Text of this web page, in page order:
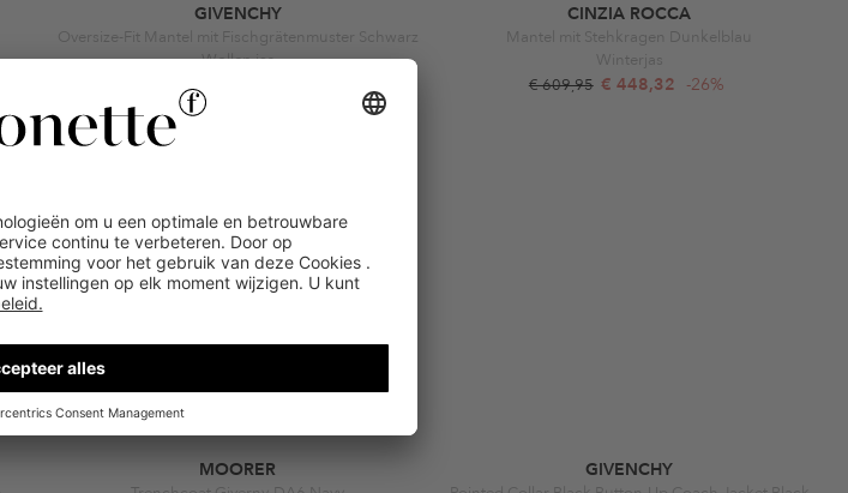
GIVENCHY
Oversize-Fit Mantel mit Fischgrätenmuster Schwarz
Wollen jas
€ 3.500
CINZIA ROCCA
Mantel mit Stehkragen Dunkelblau
Winterjas
€ 609,95 € 448,32 -26%
MOORER GIVENCHY